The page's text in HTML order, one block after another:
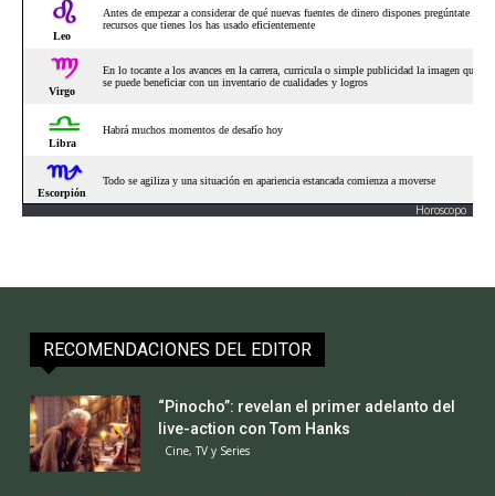
Horoscopo
RECOMENDACIONES DEL EDITOR
“Pinocho”: revelan el primer adelanto del
live-action con Tom Hanks
Cine, TV y Series